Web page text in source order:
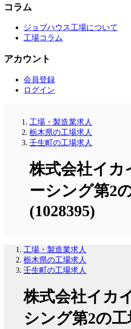
コラム
ジョブハウス工場について
工場コラム
アカウント
会員登録
ログイン
工場・製造業求人
栃木県の工場求人
壬生町の工場求人
株式会社イカ
ーシング第2
(1028395)
工場・製造業求人
栃木県の工場求人
壬生町の工場求人
株式会社イカ
シング第2の工